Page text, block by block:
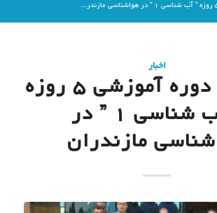
اخبار
برگزاری دوره آموزشی ۵ روزه
” آب شناسی ۱ ” در
مازندران